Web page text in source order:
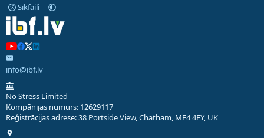
Sīkfaili
info@ibf.lv
No Stress Limited
Kompānijas numurs: 12629117
Reģistrācijas adrese: 38 Portside View, Chatham, ME4 4FY, UK